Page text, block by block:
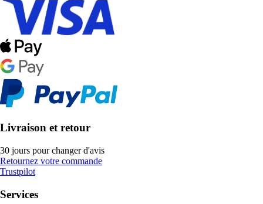
Livraison et retour
30 jours pour changer d'avis
Retournez votre commande
Trustpilot
Services